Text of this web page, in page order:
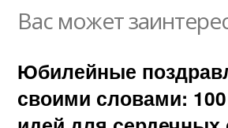
Вас может
Юбилейные
своими словами: